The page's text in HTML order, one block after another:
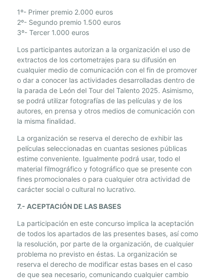
1º- Primer premio 2.000 euros
2º- Segundo premio 1.500 euros
3º- Tercer 1.000 euros
Los participantes autorizan a la organización el uso de
extractos de los cortometrajes para su difusión en
cualquier medio de comunicación con el fin de promover
o dar a conocer las actividades desarrolladas dentro de
la parada de León del Tour del Talento 2025. Asimismo,
se podrá utilizar fotografías de las películas y de los
autores, en prensa y otros medios de comunicación con
la misma finalidad.
La organización se reserva el derecho de exhibir las
películas seleccionadas en cuantas sesiones públicas
estime conveniente. Igualmente podrá usar, todo el
material filmográfico y fotográfico que se presente con
fines promocionales o para cualquier otra actividad de
carácter social o cultural no lucrativo.
7.- ACEPTACIÓN DE LAS BASES
La participación en este concurso implica la aceptación
de todos los apartados de las presentes bases, así como
la resolución, por parte de la organización, de cualquier
problema no previsto en éstas. La organización se
reserva el derecho de modificar estas bases en el caso
de que sea necesario, comunicando cualquier cambio